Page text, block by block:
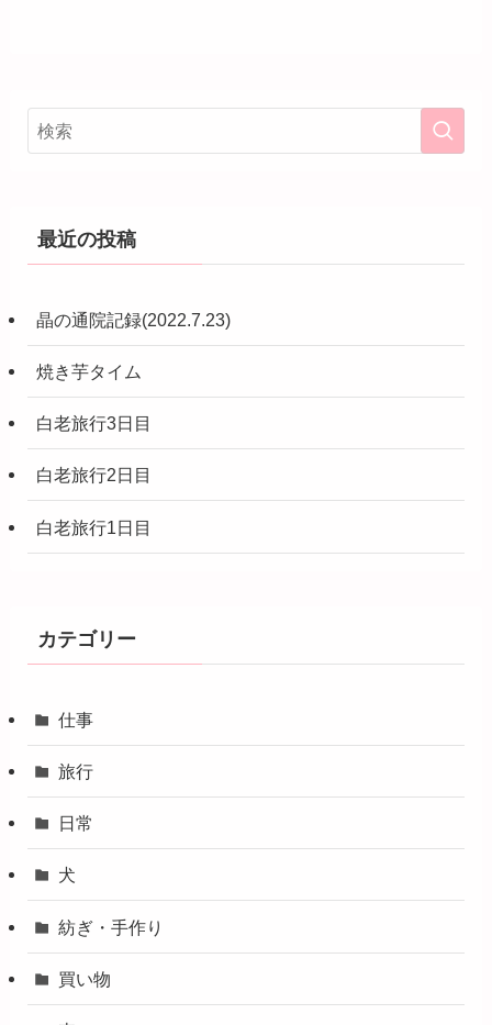
最近の投稿
晶の通院記録(2022.7.23)
焼き芋タイム
白老旅行3日目
白老旅行2日目
白老旅行1日目
カテゴリー
仕事
旅行
日常
犬
紡ぎ・手作り
買い物